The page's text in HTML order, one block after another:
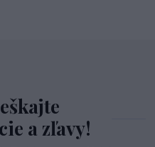
a zľavy!